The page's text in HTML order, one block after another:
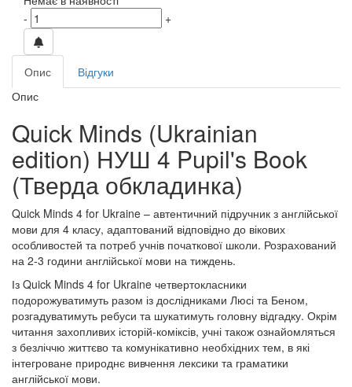
-
+
Опис
Відгуки
Опис
Quick Minds (Ukrainian
edition) НУШ 4 Pupil's Book
(Тверда обкладинка)
Quick Minds 4 for Ukraine – автентичний підручник з англійської
мови для 4 класу, адаптований відповідно до вікових
особливостей та потреб учнів початкової школи. Розрахований
на 2-3 години англійської мови на тиждень.
Із Quick Minds 4 for Ukraine четвертокласники
подорожуватимуть разом із дослідниками Люсі та Беном,
розгадуватимуть ребуси та шукатимуть головну відгадку. Окрім
читання захопливих історій-коміксів, учні також ознайомляться
з безліччю життєво та комунікативно необхідних тем, в які
інтегроване природнє вивчення лексики та граматики
англійської мови.